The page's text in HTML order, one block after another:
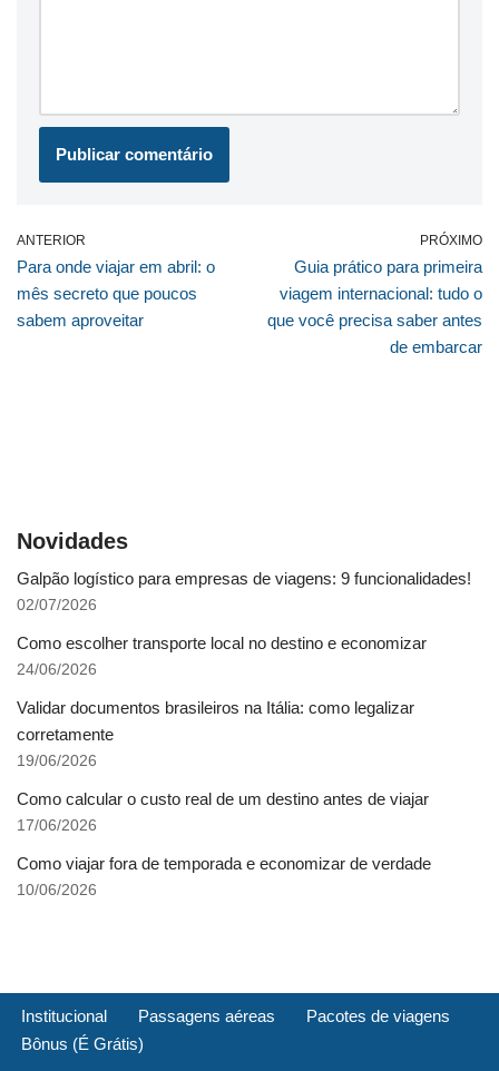
ANTERIOR
Para onde viajar em abril: o
mês secreto que poucos
sabem aproveitar
PRÓXIMO
Guia prático para primeira
viagem internacional: tudo o
que você precisa saber antes
de embarcar
Novidades
Galpão logístico para empresas de viagens: 9 funcionalidades!
02/07/2026
Como escolher transporte local no destino e economizar
24/06/2026
Validar documentos brasileiros na Itália: como legalizar
corretamente
19/06/2026
Como calcular o custo real de um destino antes de viajar
17/06/2026
Como viajar fora de temporada e economizar de verdade
10/06/2026
Institucional Passagens aéreas
Pacotes de viagens
Bônus (É Grátis)